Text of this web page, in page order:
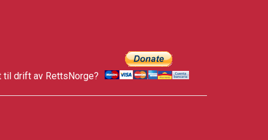
til drift av RettsNorge?